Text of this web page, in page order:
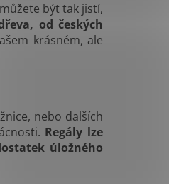
být tak jistí,
od českých
krásném, ale
nebo dalších
Regály lze
úložného